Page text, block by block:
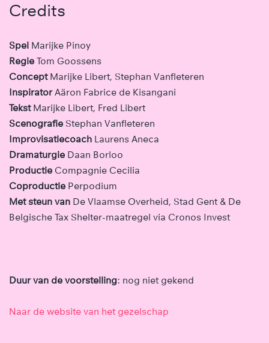
Credits
Spel Marijke Pinoy
Regie Tom Goossens
Concept Marijke Libert, Stephan Vanfleteren
InspiratorAäron Fabrice de Kisangani
Tekst Marijke Libert, Fred Libert
Scenografie Stephan Vanfleteren
Improvisatiecoach Laurens Aneca
Dramaturgie Daan Borloo
Productie Compagnie Cecilia
Coproductie Perpodium
Met steun van De Vlaamse Overheid, Stad Gent & De
Belgische Tax Shelter-maatregel via Cronos Invest
Duur van de voorstelling: nog niet gekend
Naar de website van het gezelschap